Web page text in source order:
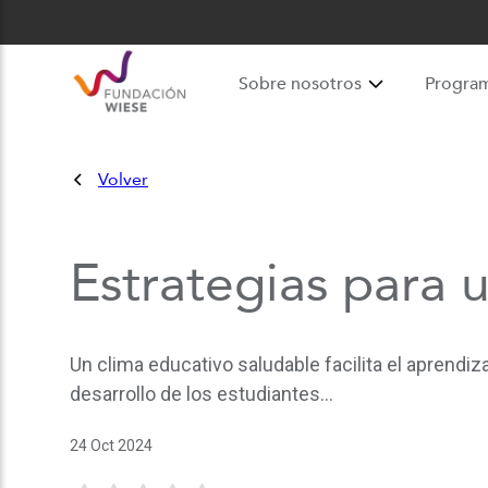
Sobre nosotros
Volver
Estrategias para
Un clima educativo saludable facilita el
desarrollo de los estudiantes...
24 Oct 2024